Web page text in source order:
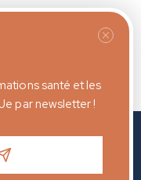
santé et les
par newsletter !